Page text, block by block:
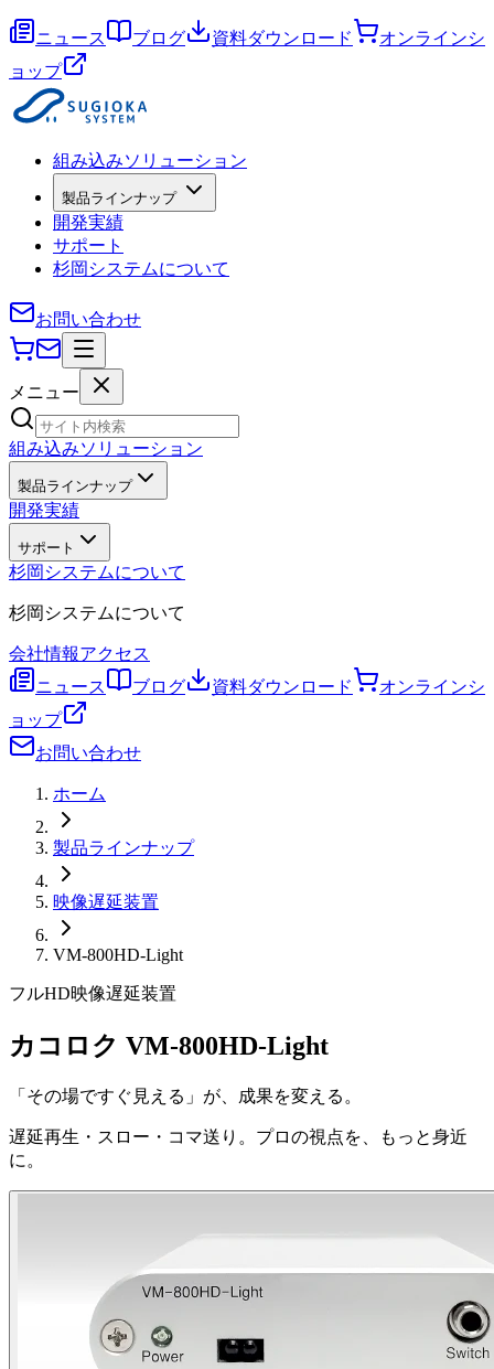
ニュース ブログ 資料ダウンロード
オンラインシ
ョップ
組み込みソリューション
製品ラインナップ
開発実績
サポート
杉岡システムについて
お問い合わせ
メニュー
組み込みソリューション
製品ラインナップ
開発実績
サポート
杉岡システムについて
杉岡システムについて
会社情報アクセス
ニュース
ブログ 資料ダウンロード
オンラインシ
ョップ
お問い合わせ
ホーム
製品ラインナップ
映像遅延装置
VM-800HD-Light
フルHD映像遅延装置
カコロク VM-800HD-Light
「その場ですぐ見える」が、成果を変える。
遅延再生・スロー・コマ送り。プロの視点を、もっと身近
に。